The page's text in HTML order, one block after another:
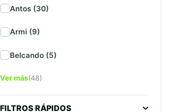
Antos (30)
Armi (9)
Belcando (5)
Ver más(48)
FILTROS RÁPIDOS